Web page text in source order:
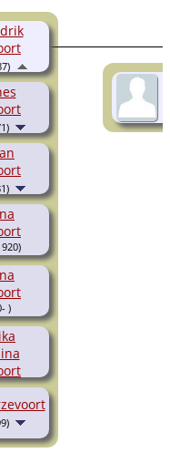
)